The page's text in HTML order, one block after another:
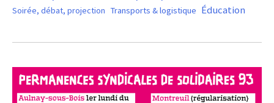
Soirée, débat, projection Transports & logistique Éducation